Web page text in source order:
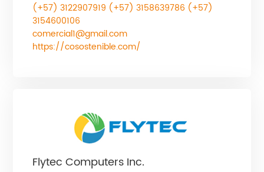
(+57) 3122907919 (+57) 3158639786 (+57)
3154600106
comercial1@gmail.com
https://cosostenible.com/
Flytec Computers Inc.